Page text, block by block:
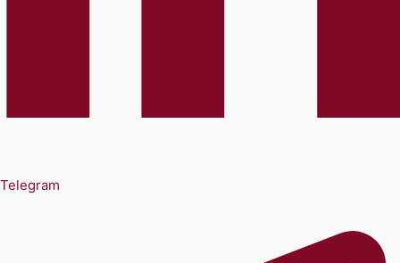
Telegram